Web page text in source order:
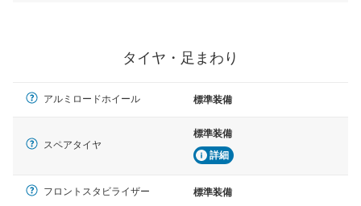
タイヤ・足まわり
アルミロードホイール 標準装備
スペアタイヤ
標準装備
詳細
フロントスタビライザー 標準装備